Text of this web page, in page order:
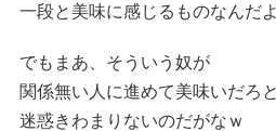
一段と美味に感じるものなんだ
でもまあ、そういう奴が
関係無い人に進めて美味いだろ
迷惑きわまりないのだがなｗ